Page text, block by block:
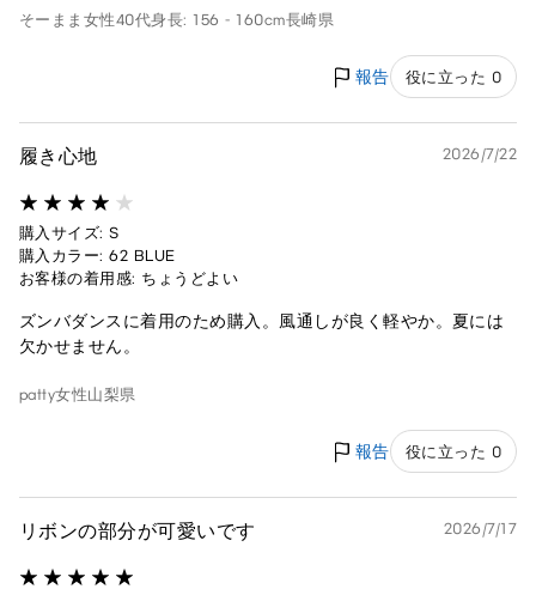
そーまま 女性40代身長: 156 - 160cm長崎県
報告 役に立った 0
履き心地 2026/7/22
購入サイズ: S
購入カラー: 62 BLUE
お客様の着用感: ちょうどよい
ズンバダンスに着用のため購入。風通しが良く軽やか。夏には
欠かせません。
patty女性山梨県
報告 役に立った 0
リボンの部分が可愛いです 2026/7/17